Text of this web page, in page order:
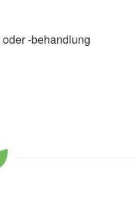
-behandlung